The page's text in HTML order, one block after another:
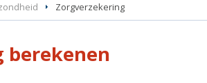
Zorgverzekering
berekenen